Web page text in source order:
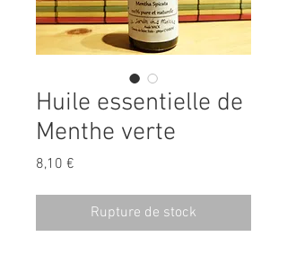
Huile essentielle de
Menthe verte
8,10 €
Rupture de stock